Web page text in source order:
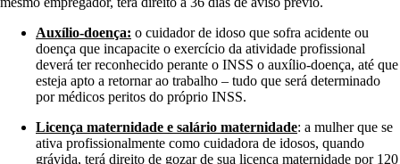
Auxílio-doença: o cuidador de idoso que sofra acidente ou
doença que incapacite o exercício da atividade profissional
deverá ter reconhecido perante o INSS o auxílio-doença, até que
esteja apto a retornar ao trabalho – tudo que será determinado
por médicos peritos do próprio INSS.
Licença maternidade e salário maternidade: a mulher que se
ativa profissionalmente como cuidadora de idosos, quando
grávida, terá direito de gozar de sua licença maternidade por 120